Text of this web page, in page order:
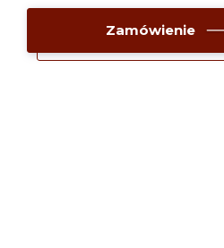
Zamówienie